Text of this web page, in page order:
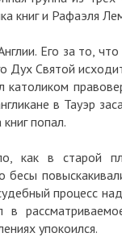
книг и Рафаэля
Его за то,
Дух Святой
католиком
в Тауэр
попал.
как в старой
бесы
процесс
в
упокоился.